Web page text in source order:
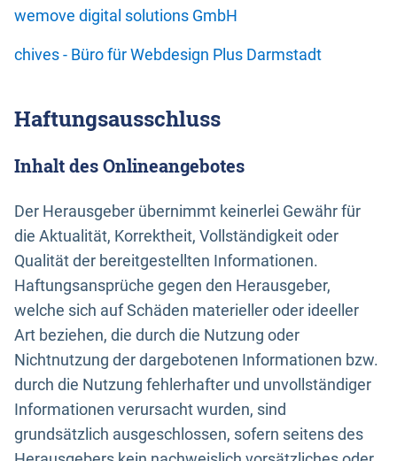
wemove digital solutions GmbH
chives - Büro für Webdesign Plus Darmstadt
Haftungsausschluss
Inhalt des Onlineangebotes
Der Herausgeber übernimmt keinerlei Gewähr für
die Aktualität, Korrektheit, Vollständigkeit oder
Qualität der bereitgestellten Informationen.
Haftungsansprüche gegen den Herausgeber,
welche sich auf Schäden materieller oder ideeller
Art beziehen, die durch die Nutzung oder
Nichtnutzung der dargebotenen Informationen bzw.
durch die Nutzung fehlerhafter und unvollständiger
Informationen verursacht wurden, sind
grundsätzlich ausgeschlossen, sofern seitens des